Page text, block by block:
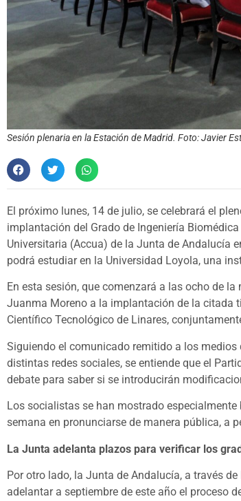
Sesión plenaria en la Estación de Madrid. Foto: Javier
El próximo lunes, 14 de julio, se celebrará el
implantación del Grado de Ingeniería
Universitaria (Accua) de la Junta de Andalucía
podrá estudiar en la Universidad Loyola, una
En esta sesión, que comenzará a las ocho de
Juanma Moreno a la implantación de la citada
Científico Tecnológico de Linares,
Siguiendo el comunicado remitido a los
distintas redes sociales, se entiende que el
debate para saber si se introducirán
Los socialistas se han mostrado
semana en pronunciarse de manera pública, a
La Junta adelanta plazos para verificar los
Por otro lado, la Junta de Andalucía, a través
adelantar a septiembre de este año el proceso